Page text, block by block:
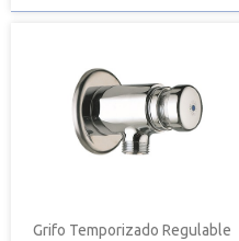
Grifo Temporizado Regulable